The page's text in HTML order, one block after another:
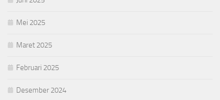
Mei 2025
Maret 2025
Februari 2025
Desember 2024